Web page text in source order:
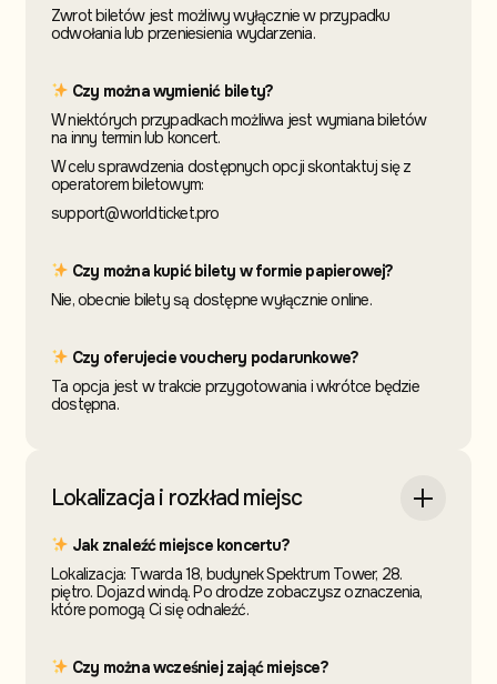
Zwrot biletów jest możliwy wyłącznie w przypadku
odwołania lub przeniesienia wydarzenia.
Czy można wymienić bilety?
W niektórych przypadkach możliwa jest wymiana biletów
na inny terminlub koncert.
W celu sprawdzenia dostępnych opcji skontaktujsię z
operatorem biletowym:
support@worldticket.pro
Czy można kupić bilety w formie papierowej?
Nie, obecnie bilety są dostępne wyłącznie online.
Czy oferujecie vouchery podarunkowe?
Ta opcja jest w trakcie przygotowania i wkrótce będzie
dostępna.
Lokalizacja i rozkład miejsc
Jak znaleźć miejsce koncertu?
Lokalizacja: Twarda 18, budynek Spektrum Tower, 28.
piętro. Dojazd windą. Po drodze zobaczysz oznaczenia,
które pomogą Ci się odnaleźć.
Czy można wcześniej zająć miejsce?